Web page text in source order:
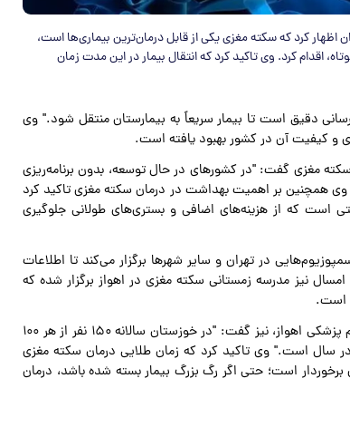
اظهار کرد که سکته مغزی یکی از قابل درمان‌ترین بیماری‌ها است،
اقدام کرد. وی تاکید کرد که انتقال بیمار در این مدت زمان
دقیق است تا بیمار سریعاً به بیمارستان منتقل شود." وی
و کیفیت آن در کشور بهبود یافته است.
سکته مغزی گفت: "در کشورهای در حال توسعه، بدون برنامه‌ریزی
وی همچنین بر اهمیت بهداشت در درمان سکته مغزی تاکید کرد
که از هزینه‌های اضافی و بستری‌های طولانی جلوگیری
در تهران و سایر شهرها برگزار می‌کند تا اطلاعات
نیز مدرسه زمستانی سکته مغزی در اهواز برگزار شده که
است.
در همین راستا، شهرام رفیع، مدیر گروه نورولوژی دانشگاه علوم پزشکی اهواز، نیز گفت: "در خوزستان سالانه ۱۵۰ نفر از هر ۱۰۰
سال است." وی تاکید کرد که زمان طلایی درمان سکته مغزی
است؛ حتی اگر رگ بزرگ بیمار بسته شده باشد، درمان